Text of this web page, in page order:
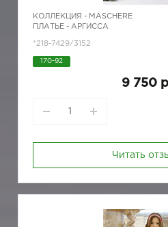
КОЛЛЕКЦИЯ - MASCHERE
ПЛАТЬЕ - АРГИССА
*218-7429/3152
170-92
9 750
Читать